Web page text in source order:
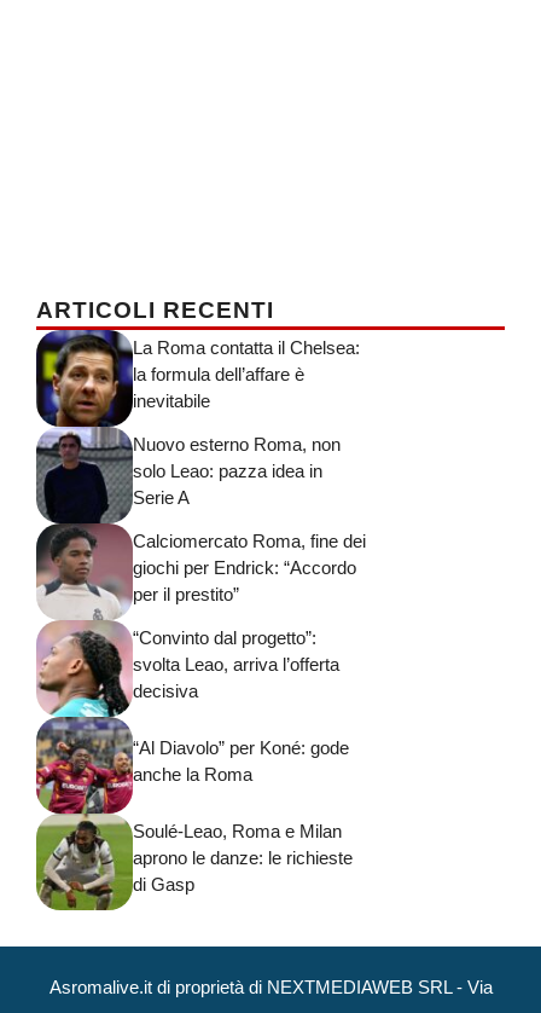
ARTICOLI RECENTI
La Roma contatta il Chelsea:
la formula dell’affare è
inevitabile
Nuovo esterno Roma, non
solo Leao: pazza idea in
Serie A
Calciomercato Roma, fine dei
giochi per Endrick: “Accordo
per il prestito”
“Convinto dal progetto”:
svolta Leao, arriva l’offerta
decisiva
“Al Diavolo” per Koné: gode
anche la Roma
Soulé-Leao, Roma e Milan
aprono le danze: le richieste
di Gasp
Asromalive.it di proprietà di NEXTMEDIAWEB SRL - Via